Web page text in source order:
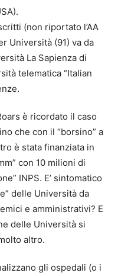
(non riportato l’AA
Università (91) va da
La Sapienza di
telematica “Italian
è ricordato il caso
che con il “borsino” a
è stata finanziata in
con 10 milioni di
INPS. E’ sintomatico
delle Università da
e amministrativi? E
delle Università si
altro.
gli ospedali (o i